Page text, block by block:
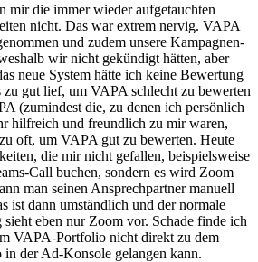
mir die immer wieder aufgetauchten
nicht. Das war extrem nervig. VAPA
und zudem unsere Kampagnen-
wir nicht gekündigt hätten, aber
neue System hätte ich keine Bewertung
zu gut lief, um VAPA schlecht zu bewerten
(zumindest die, zu denen ich persönlich
hilfreich und freundlich zu mir waren,
zu oft, um VAPA gut zu bewerten. Heute
die mir nicht gefallen, beispielsweise
Call buchen, sondern es wird Zoom
man seinen Ansprechpartner manuell
ist dann umständlich und der normale
sieht eben nur Zoom vor. Schade finde ich
VAPA-Portfolio nicht direkt zu dem
in der Ad-Konsole gelangen kann.